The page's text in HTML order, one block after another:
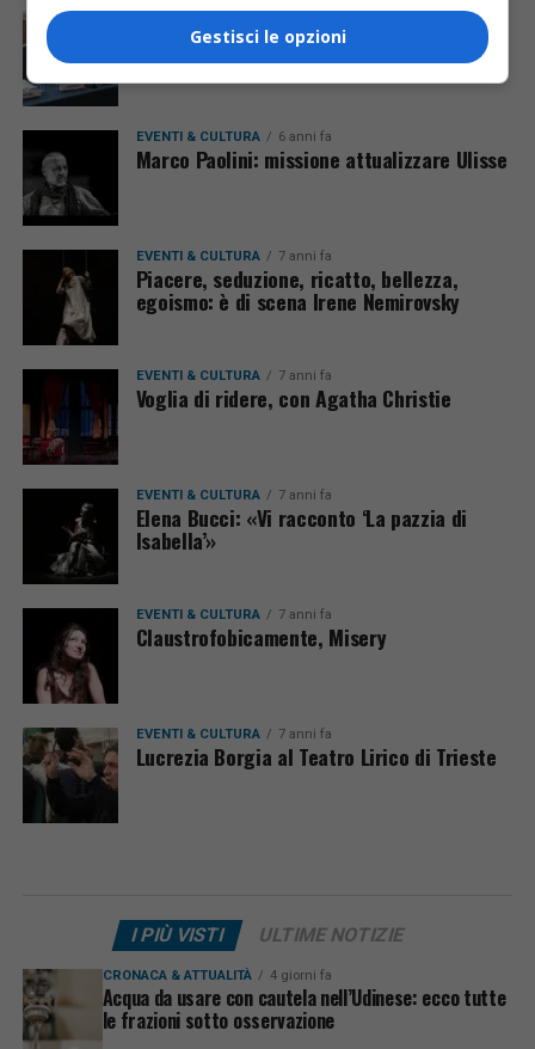
Massimo Somaglino porta in scena
“Cercivento”
EVENTI & CULTURA 6 anni fa
Marco Paolini: missione attualizzare Ulisse
EVENTI & CULTURA 7 anni fa
Piacere, seduzione, ricatto, bellezza,
egoismo: è di scena Irene Nemirovsky
EVENTI & CULTURA 7 anni fa
Voglia di ridere, con Agatha Christie
EVENTI & CULTURA 7 anni fa
Elena Bucci: «Vi racconto ‘La pazzia di
Isabella’»
EVENTI & CULTURA 7 anni fa
Claustrofobicamente, Misery
EVENTI & CULTURA 7 anni fa
Lucrezia Borgia al Teatro Lirico di Trieste
I PIÙ VISTI ULTIME NOTIZIE
CRONACA & ATTUALITÀ 4 giorni fa
Acqua da usare con cautela nell’Udinese: ecco tutte
le frazioni sotto osservazione
Gestisci le opzioni